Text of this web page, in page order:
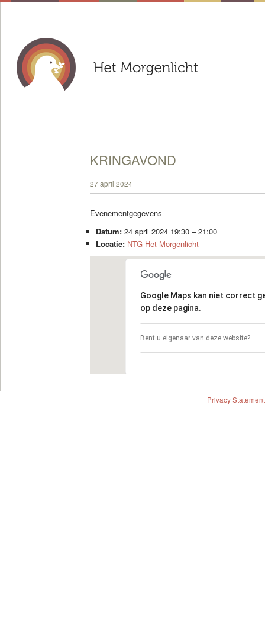
KRINGAVOND
27 april 2024
Evenementgegevens
Datum: 24 april 2024 19:30–21:00
Locatie: NTG Het Morgenlicht
Google Maps kan niet correct
op deze pagina.
Bent u eigenaar van deze website?
Privacy Statement